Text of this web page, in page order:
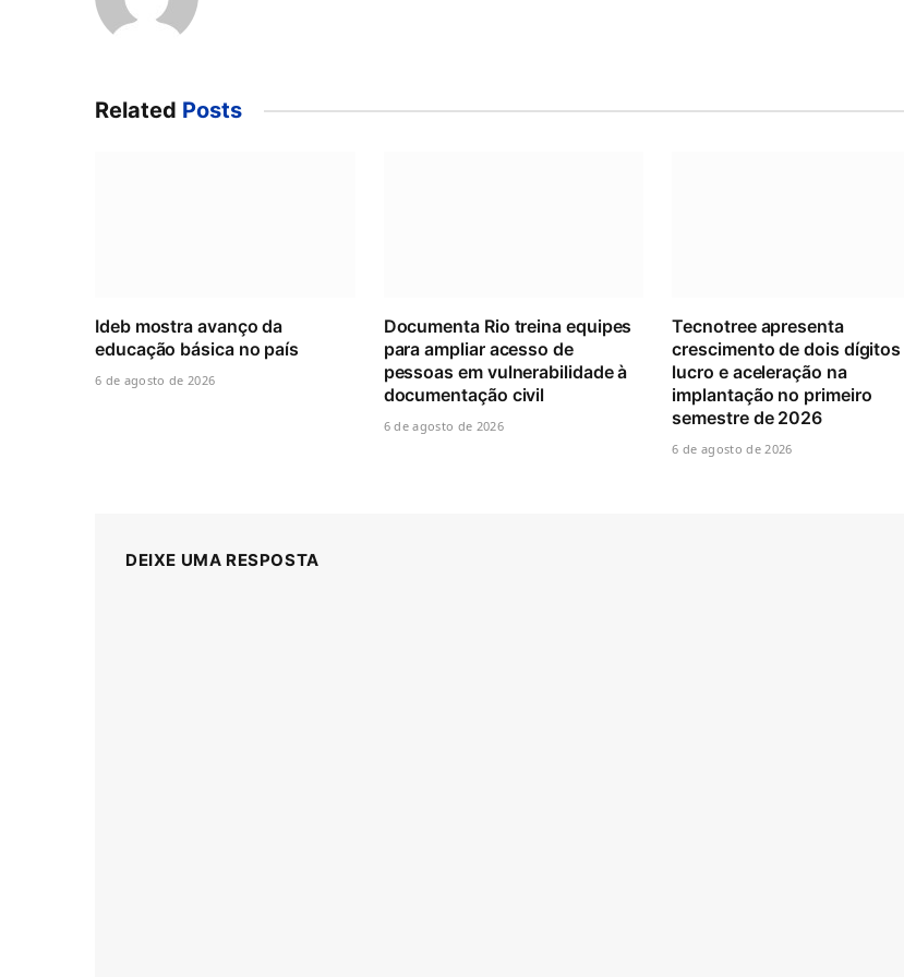
Related Posts
Ideb mostra avanço da
educação básica no país
6 de agosto de 2026
Documenta Rio treina equipes
para ampliar acesso de
pessoas em vulnerabilidade à
documentação civil
6 de agosto de 2026
Tecnotree apresenta
crescimento de dois dígitos
lucro e aceleração na
implantação no primeiro
semestre de 2026
6 de agosto de 2026
DEIXE UMA RESPOSTA